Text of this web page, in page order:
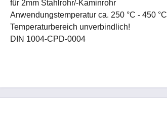
für 2mm Stahlrohr/-Kaminrohr
Anwendungstemperatur ca. 250 °C - 450 °C
Temperaturbereich unverbindlich!
DIN 1004-CPD-0004